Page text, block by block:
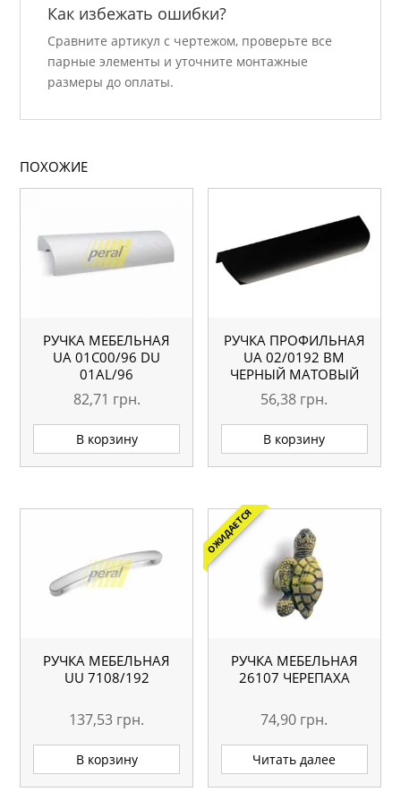
Как избежать ошибки?
Сравните артикул с чертежом, проверьте все
парные элементы и уточните монтажные
размеры до оплаты.
ПОХОЖИЕ
РУЧКА МЕБЕЛЬНАЯ
UA 01С00/96 DU
01AL/96
82,71 грн.
В корзину
РУЧКА ПРОФИЛЬНАЯ
UA 02/0192 BM
ЧЕРНЫЙ МАТОВЫЙ
56,38 грн.
В корзину
РУЧКА МЕБЕЛЬНАЯ
UU 7108/192
137,53 грн.
В корзину
ОЖИДАЕТСЯ
РУЧКА МЕБЕЛЬНАЯ
26107 ЧЕРЕПАХА
74,90 грн.
Читать далее